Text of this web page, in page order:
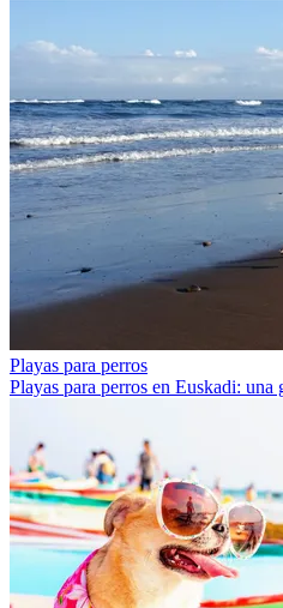
Playas para perros
Playas para perros en Euskadi: una